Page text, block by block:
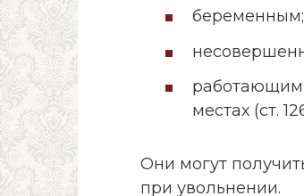
беременным;
работающим
местах (ст.
Они могут
при увольнении.